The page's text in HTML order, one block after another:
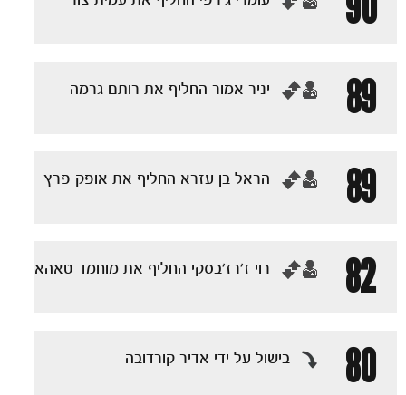
גלריה
89 ‏יניר אמור החליף את רותם גרמה
89 ‏הראל בן עזרא החליף את אופק פרץ
82 ‏רוי ז׳רז׳בסקי החליף את מוחמד טאהא
80 בישול על ידי אדיר קורדובה